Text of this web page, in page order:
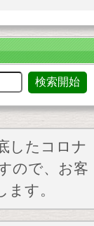
したコロナ
ので、お客
す。